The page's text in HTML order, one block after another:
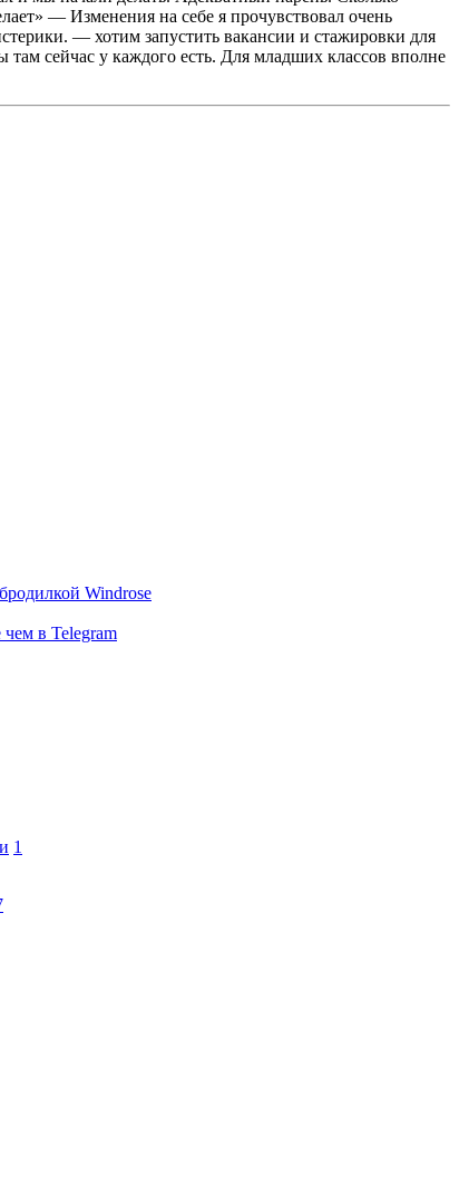
— Изменения на себе я прочувствовал очень
— хотим запустить вакансии и стажировки для
сейчас у каждого есть. Для младших классов вполне
Windrose
в Telegram
1